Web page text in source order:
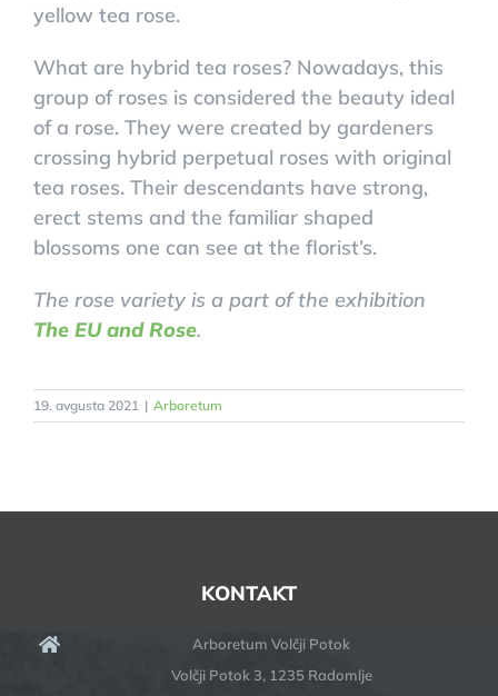
yellow tea rose.
What are hybrid tea roses? Nowadays, this
group of roses is considered the beauty ideal
of a rose. They were created by gardeners
crossing hybrid perpetual roses with original
tea roses. Their descendants have strong,
erect stems and the familiar shaped
blossoms one can see at the florist’s.
The rose variety is a part of the exhibition
The EU and Rose.
19. avgusta 2021 | Arboretum
KONTAKT
Arboretum Volčji Potok
Volčji Potok 3, 1235 Radomlje